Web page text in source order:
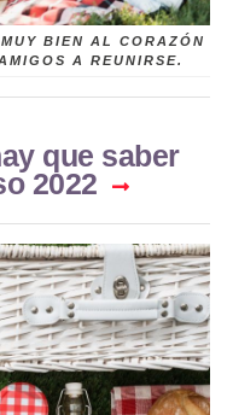
BIEN AL CORAZÓN
A REUNIRSE.
que saber
2022